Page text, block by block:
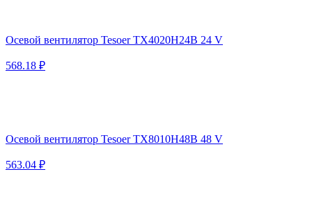
Осевой вентилятор Tesoer TX4020H24B 24 V
568.18 ₽
Осевой вентилятор Tesoer TX8010H48B 48 V
563.04 ₽